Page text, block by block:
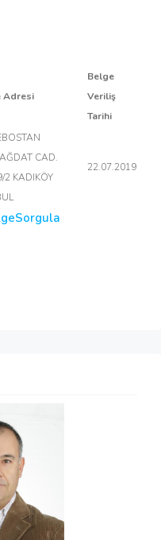
Adresi
Belge
Veriliş
Tarihi
CAD.
2 KADIKÖY
22.07.2019